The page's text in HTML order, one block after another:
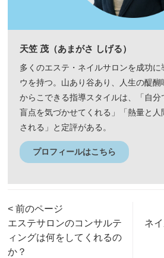
天笠 茂（あまがさ しげる）
多くのエステ・ネイルサロンを成功
ウを持つ。山あり谷あり、人生の醍醐
からこできる指導スタイルは、「自分
盲点を気づかせてくれる」「熱量と
される」と定評がある。
プロフィールはこちら
< 前のページ
エステサロンのコンサルテ
ィングは何をしてくれるの
か？
ネ